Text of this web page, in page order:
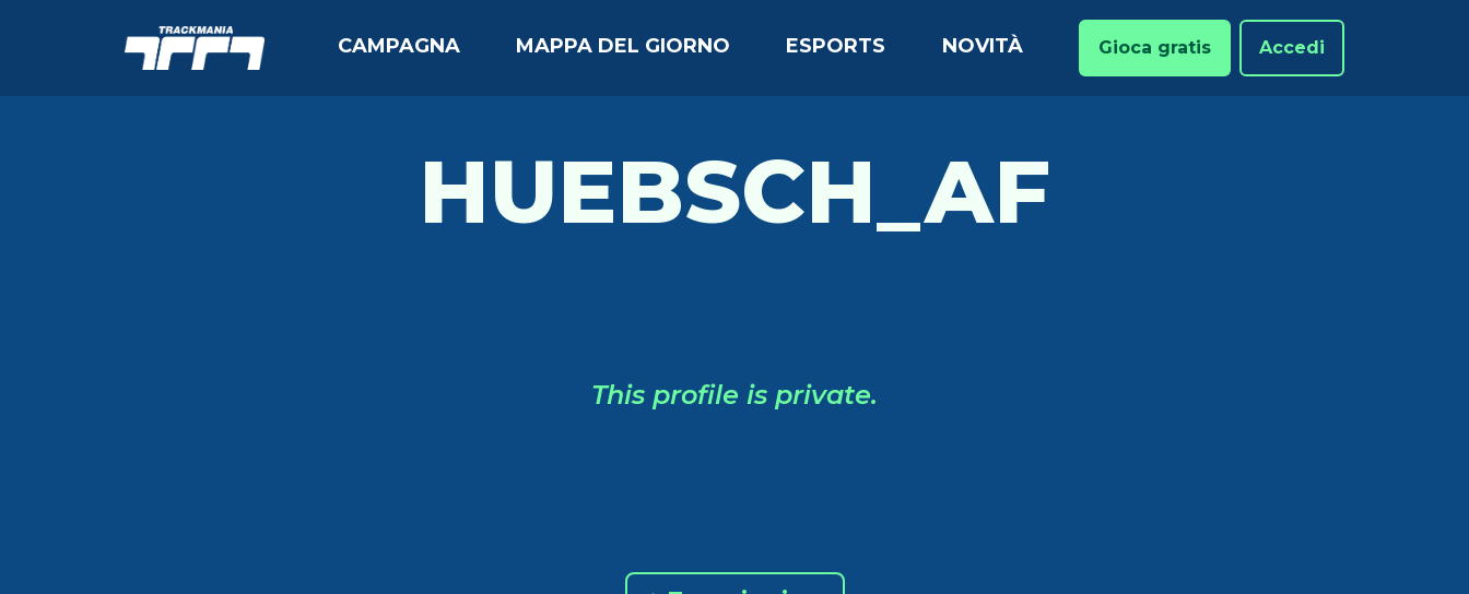
CAMPAGNA MAPPA DEL GIORNO ESPORTS NOVITÀ Gioca gratis Accedi
HUEBSCH_AF
This profile is private.